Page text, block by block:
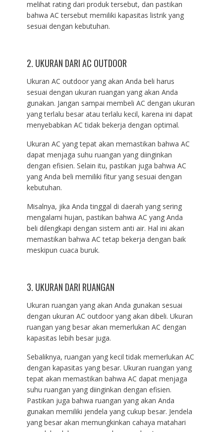
melihat rating dari produk tersebut, dan pastikan
bahwa AC tersebut memiliki kapasitas listrik yang
sesuai dengan kebutuhan.
2. UKURAN DARI AC OUTDOOR
Ukuran AC outdoor yang akan Anda beli harus
sesuai dengan ukuran ruangan yang akan Anda
gunakan. Jangan sampai membeli AC dengan ukuran
yang terlalu besar atau terlalu kecil, karena ini dapat
menyebabkan AC tidak bekerja dengan optimal.
Ukuran AC yang tepat akan memastikan bahwa AC
dapat menjaga suhu ruangan yang diinginkan
dengan efisien. Selain itu, pastikan juga bahwa AC
yang Anda beli memiliki fitur yang sesuai dengan
kebutuhan.
Misalnya, jika Anda tinggal di daerah yang sering
mengalami hujan, pastikan bahwa AC yang Anda
beli dilengkapi dengan sistem anti air. Hal ini akan
memastikan bahwa AC tetap bekerja dengan baik
meskipun cuaca buruk.
3. UKURAN DARI RUANGAN
Ukuran ruangan yang akan Anda gunakan sesuai
dengan ukuran AC outdoor yang akan dibeli. Ukuran
ruangan yang besar akan memerlukan AC dengan
kapasitas lebih besar juga.
Sebaliknya, ruangan yang kecil tidak memerlukan AC
dengan kapasitas yang besar. Ukuran ruangan yang
tepat akan memastikan bahwa AC dapat menjaga
suhu ruangan yang diinginkan dengan efisien.
Pastikan juga bahwa ruangan yang akan Anda
gunakan memiliki jendela yang cukup besar. Jendela
yang besar akan memungkinkan cahaya matahari